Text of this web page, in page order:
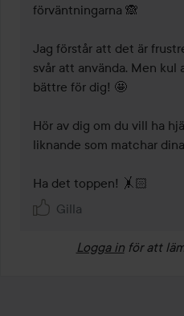
förväntningarna 🙈
Jag förstår att det är
svår att använda. Men kul
bättre för dig! 🤩
Hör av dig om du vill ha
liknande som matchar
Ha det toppen! 🤸🏻
Gilla
Logga in för att